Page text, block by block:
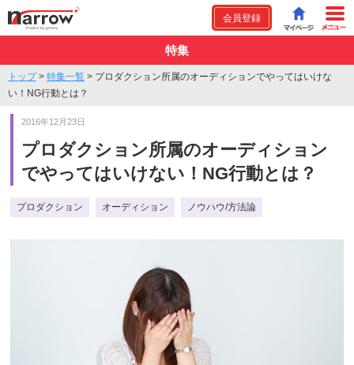
会員登録
特集
トップ> 特集一覧 > プロダクション所属のオーディションでやってはいけな
い！NG行動とは？
2016年12月23日
プロダクション所属のオーディション
でやってはいけない！NG行動とは？
プロダクション オーディション ノウハウ/方法論